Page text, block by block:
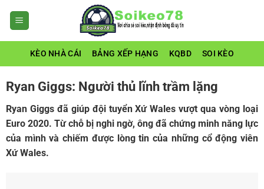
KÈO NHÀ CÁI BẢNG XẾP HẠNG KQBD SOI KÈO
Ryan Giggs: Người thủ lĩnh trầm lặng
Ryan Giggs đã giúp đội tuyển Xứ Wales vượt qua vòng loại
Euro 2020. Từ chỗ bị nghi ngờ, ông đã chứng minh năng lực
của mình và chiếm được lòng tin của những cổ động viên
Xứ Wales.